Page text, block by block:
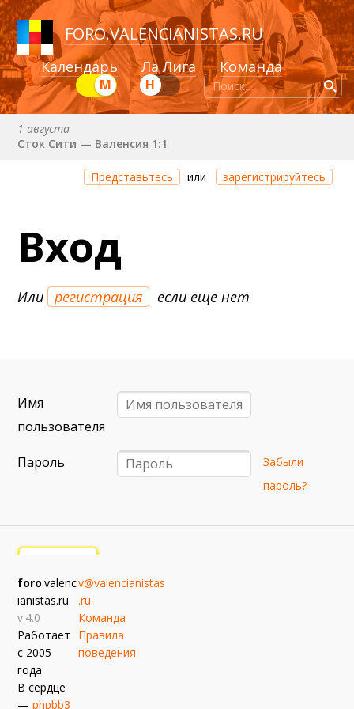
FORO.VALENCIANISTAS.RU
Календарь Ла Лига Команда
Н
М
1 августа
Сток Сити — Валенсия 1:1
Через 21 час 30 минут
Валенсия — Ньюкасл
Валенсия — Сельта
25 августа (вт) в 21:00 (исп)
30 августа (вс) в 19:30 (исп)
примерно 13 сентября
Севилья — Валенсия
примерно 16 сентября
Алавес — Валенсия
Расинг — Валенсия
примерно 18 октября
Валенсия — Атлетик
Представьтесь или зарегистрируйтесь
Вход
Или регистрация если еще нет
Имя
пользователя
Пароль
Забыли
пароль?
foro.valenc
ianistas.ru
v.4.0
Работает
с 2005
года
В сердце
—phpbb3
v@valencianistas
.ru
Команда
Правила
поведения